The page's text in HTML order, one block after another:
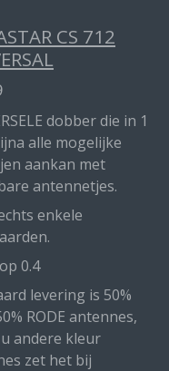
CS 712
dobber die in 1
alle mogelijke
aankan met
antennetjes.
enkele
0.4
levering is 50%
RODE antennes,
andere kleur
zet het bij